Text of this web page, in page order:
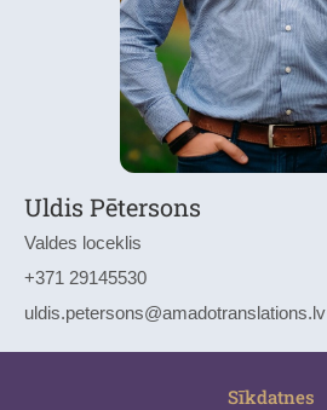
Uldis Pētersons
Valdes loceklis
+371 29145530
uldis.petersons@amadotranslations.lv
Sīkdatnes